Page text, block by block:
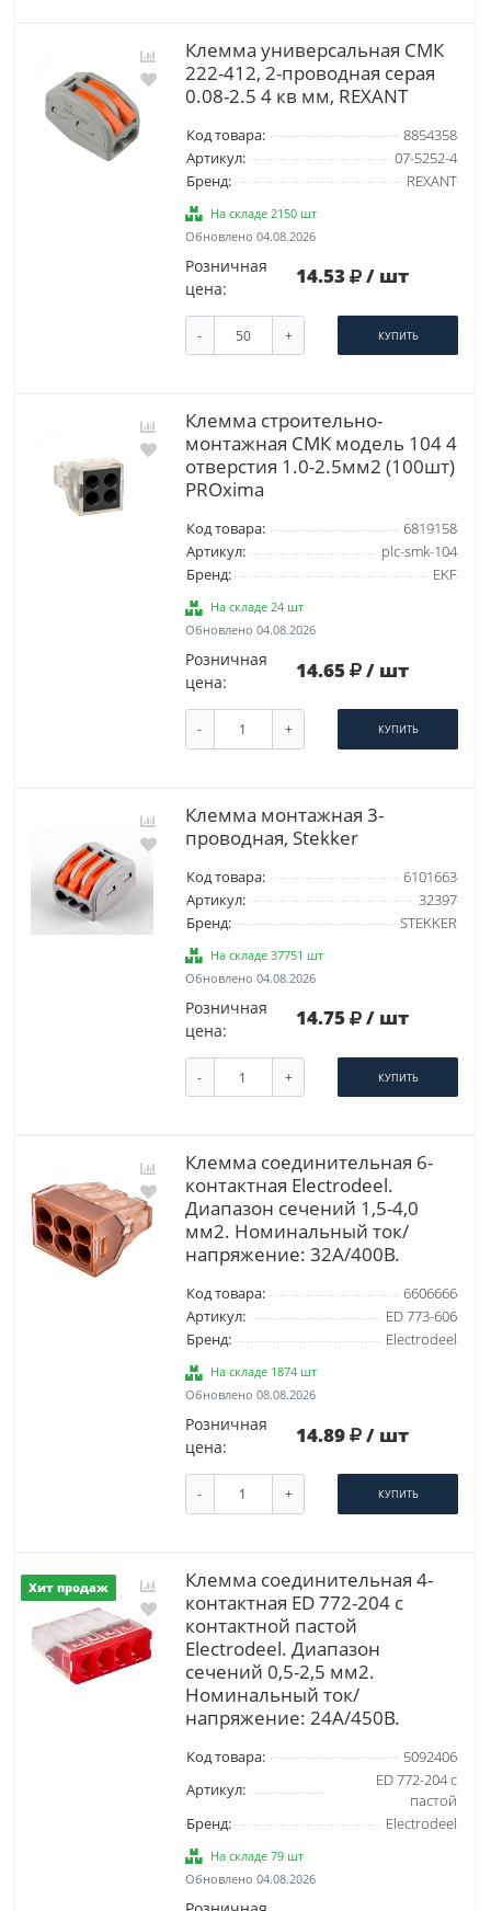
Клемма универсальная СМК
222-412, 2-проводная серая
0.08-2.5 4 кв мм, REXANT
Код товара:
8854358
Артикул:
07-5252-4
Бренд:
REXANT
На складе 2150 шт
Обновлено 04.08.2026
Розничная
цена:
14.53 / шт
- + КУПИТЬ
Клемма строительно-
монтажная СМК модель 104 4
отверстия 1.0-2.5мм2 (100шт)
PROxima
Код товара:
6819158
Артикул:
plc-smk-104
Бренд:
EKF
На складе 24 шт
Обновлено 04.08.2026
Розничная
цена:
14.65 / шт
- + КУПИТЬ
Клемма монтажная 3-
проводная, Stekker
Код товара:
6101663
Артикул:
32397
Бренд:
STEKKER
На складе 37751 шт
Обновлено 04.08.2026
Розничная
цена:
14.75 / шт
- + КУПИТЬ
Клемма соединительная 6-
контактная Elеctrodeel.
Диапазон сечений 1,5-4,0
мм2. Номинальный ток/
напряжение: 32А/400В.
Код товара:
6606666
Артикул:
ED 773-606
Бренд:
Electrodeel
На складе 1874 шт
Обновлено 08.08.2026
Розничная
цена:
14.89 / шт
- + КУПИТЬ
Хит продаж
Клемма соединительная 4-
контактная ED 772-204 с
контактной пастой
Elеctrodeel. Диапазон
сечений 0,5-2,5 мм2.
Номинальный ток/
напряжение: 24А/450В.
Код товара:
5092406
Артикул:
ED 772-204 с
пастой
Бренд:
Electrodeel
На складе 79 шт
Обновлено 04.08.2026